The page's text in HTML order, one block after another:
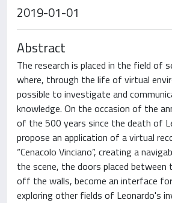
2019-01-01
Abstract
The research is placed in the field of
where, through the life of virtual
possible to investigate and
knowledge. On the occasion of the
of the 500 years since the death of
propose an application of a virtual
“Cenacolo Vinciano”, creating a
the scene, the doors placed
off the walls, become an interface
exploring other fields of Leonardo's